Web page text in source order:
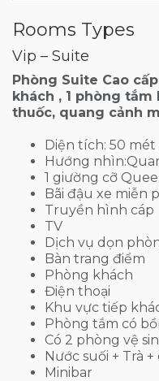
Rooms Types
Vip – Suite
Phòng Suite Cao
khách , 1 phòng
thuốc, quang cảnh
Diện tích: 50
Hướng
1 giường cỡ
Bãi đậu xe miễn
Truyền hình cáp
TV
Dịch vụ dọn
Bàn trang điểm
Phòng khách
Điện thoại
Khu vực tiếp
Phòng tắm có
Có 2 phòng vệ
Nước suối + Trà
Minibar